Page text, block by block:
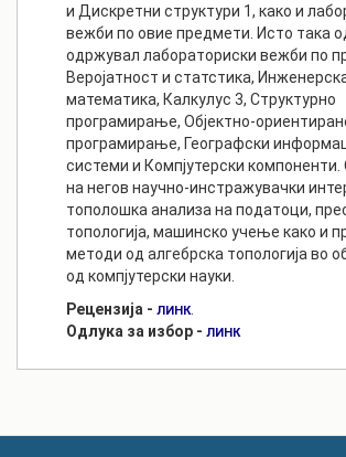
и Дискретни структури 1, како и
вежби по овие предмети. Исто така
одржувал лабораториски вежби по
Веројатност и статстика,
математика, Калкулус 3, Структурно
програмирање, Објектно-
програмирање, Географски
системи и Компјутерски компоненти.
на негов научно-инстражувачки
тополошка анализа на податоци,
топологија, машинско учење како и
методи од алгебрска топологија во
од компјутерски науки.
Рецензија - ЛИНК
Одлука за избор - ЛИНК